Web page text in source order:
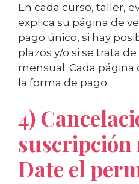
En cada curso, taller,
explica su página de
pago único, si hay
plazos y/o si se trata
mensual. Cada página
la forma de pago.
4)
suscripción
Date el